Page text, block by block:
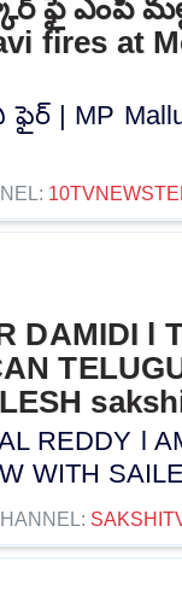
ఫై ఎంపీ
fires at
| MP Mallu
DAMIDI l
REDDY l
WITH